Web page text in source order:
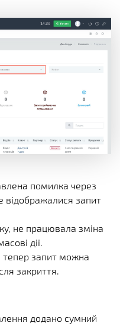
помилка через
відображалися запит
не працювала зміна
дії.
тепер запит можна
закриття.
додано сумний